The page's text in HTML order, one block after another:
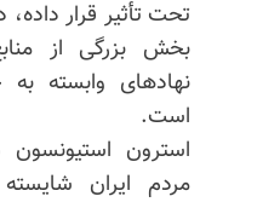
تحت تأثیر قرار
بخش بزرگی از
نهادهای وابسته به
است.
استرون استیونسون
مردم ایران